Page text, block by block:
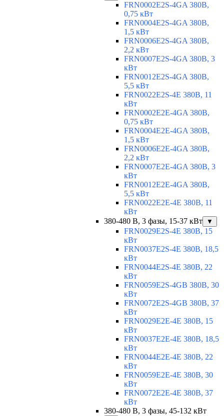
FRN0002E2S-4GA 380В,
0,75 кВт
FRN0004E2S-4GA 380В,
1,5 кВт
FRN0006E2S-4GA 380В,
2,2 кВт
FRN0007E2S-4GA 380В, 3
кВт
FRN0012E2S-4GA 380В,
5,5 кВт
FRN0022E2S-4E 380В, 11
кВт
FRN0002E2E-4GA 380В,
0,75 кВт
FRN0004E2E-4GA 380В,
1,5 кВт
FRN0006E2E-4GA 380В,
2,2 кВт
FRN0007E2E-4GA 380В, 3
кВт
FRN0012E2E-4GA 380В,
5,5 кВт
FRN0022E2E-4E 380В, 11
кВт
380-480 В, 3 фазы, 15-37 кВт
▼
FRN0029E2S-4E 380В, 15
кВт
FRN0037E2S-4E 380В, 18,5
кВт
FRN0044E2S-4E 380В, 22
кВт
FRN0059E2S-4GB 380В, 30
кВт
FRN0072E2S-4GB 380В, 37
кВт
FRN0029E2E-4E 380В, 15
кВт
FRN0037E2E-4E 380В, 18,5
кВт
FRN0044E2E-4E 380В, 22
кВт
FRN0059E2E-4E 380В, 30
кВт
FRN0072E2E-4E 380В, 37
кВт
380-480 В, 3 фазы, 45-132 кВт